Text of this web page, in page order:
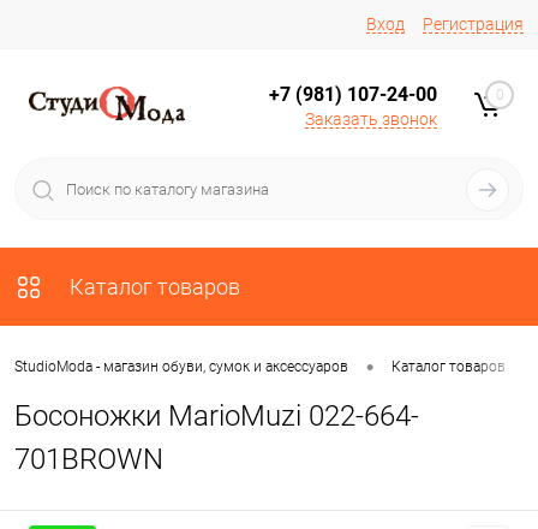
Вход Регистрация
+7 (981) 107-24-00
Заказать звонок
0
Каталог товаров
StudioModa - магазин обуви, сумок и аксессуаров • Каталог товаров
Босоножки MarioMuzi 022-664-
701BROWN